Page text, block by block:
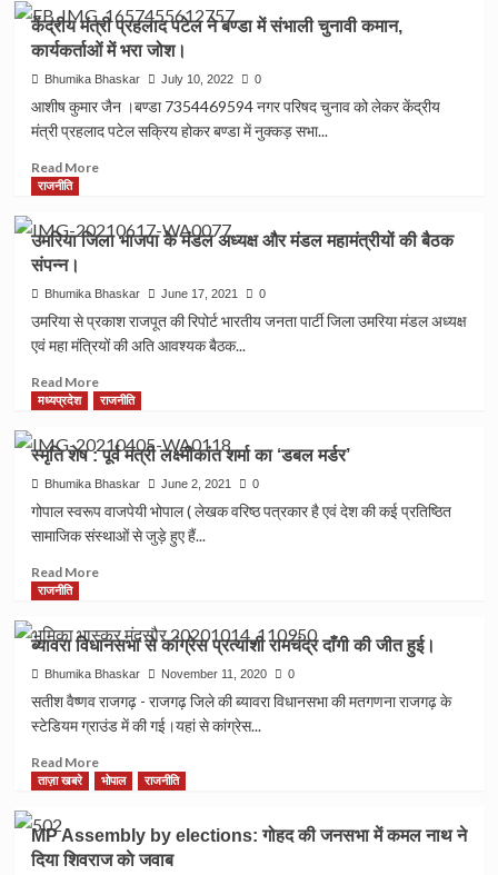
वादा
झूठा,
उपचुनाव
में
जनता
दिखाएगी
आईना।
SAGAR
:
शादी
का
झांसा
देकर
बहला-
जाकर
दुष्कर्म
वाले
को
20
का
सश्रम
कारावास
एवं
अर्थदण्ड
केंद्रीय मंत्री प्रहलाद पटेल ने बण्डा में संभाली चुनावी कमान,
कार्यकर्ताओं में भरा जोश।
Bhumika Bhaskar July 10, 2022 0
आशीष कुमार जैन ।बण्डा 7354469594 नगर परिषद चुनाव को लेकर केंद्रीय
मंत्री प्रहलाद पटेल सक्रिय होकर बण्डा में नुक्कड़ सभा...
Read MoreRead
केंद्रीय
मंत्री
पटेल
बण्डा
में
चुनावी
कार्यकर्ताओं
में
भरा
राजनीति
उमरिया जिला भाजपा के मंडल अध्यक्ष और मंडल महामंत्रीयों की बैठक
संपन्न।
Bhumika Bhaskar June 17, 2021 0
उमरिया से प्रकाश राजपूत की रिपोर्ट भारतीय जनता पार्टी जिला उमरिया मंडल अध्यक्ष
एवं महा मंत्रियों की अति आवश्यक बैठक...
Read MoreRead
more
उमरिया
जिला
भाजपा
के
और
की
बैठक
संपन्न।
मध्यप्रदेश राजनीति
स्मृति शेष : पूर्व मंत्री लक्ष्मीकांत शर्मा का ‘डबल मर्डर’
Bhumika Bhaskar June 2, 2021 0
गोपाल स्वरूप वाजपेयी भोपाल ( लेखक वरिष्ठ पत्रकार है एवं देश की कई प्रतिष्ठित
सामाजिक संस्थाओं से जुड़े हुए हैं...
Read MoreRead
स्मृति
शेष
:
पूर्व
मंत्री
शर्मा
का
राजनीति
ब्यावरा विधानसभा से कांग्रेस प्रत्याशी रामचंद्र दाँगी की जीत हुई।
Bhumika Bhaskar November 11, 2020 0
सतीश वैष्णव राजगढ़ - राजगढ़ जिले की ब्यावरा विधानसभा की मतगणना राजगढ़ के
स्टेडियम ग्राउंड में की गई।यहां से कांग्रेस...
Read MoreRead
more
विधानसभा
से
ताज़ा खबरे भोपाल राजनीति
MP Assembly by elections: गोहद की जनसभा में कमल नाथ ने
दिया शिवराज काे जवाब